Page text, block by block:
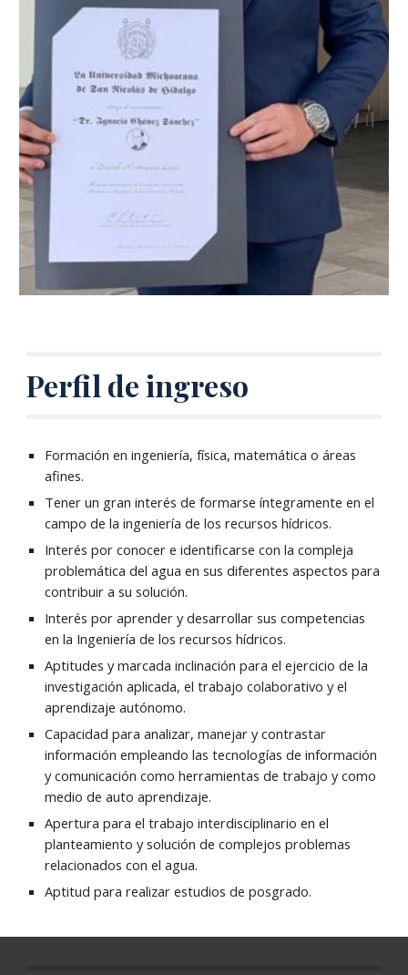
Perfil de ingreso
Formación en ingeniería, física, matemática o áreas
afines.
Tener un gran interés de formarse íntegramente en el
campo de la ingeniería de los recursos hídricos.
Interés por conocer e identificarse con la compleja
problemática del agua en sus diferentes aspectos para
contribuir a su solución.
Interés por aprender y desarrollar sus competencias
en la Ingeniería de los recursos hídricos.
Aptitudes y marcada inclinación para el ejercicio de la
investigación aplicada, el trabajo colaborativo y el
aprendizaje autónomo.
Capacidad para analizar, manejar y contrastar
información empleando las tecnologías de información
y comunicación como herramientas de trabajo y como
medio de auto aprendizaje.
Apertura para el trabajo interdisciplinario en el
planteamiento y solución de complejos problemas
relacionados con el agua.
Aptitud para realizar estudios de posgrado.